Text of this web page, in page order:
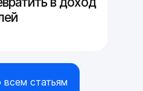
всем статьям